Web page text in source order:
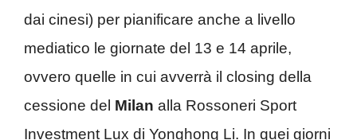
dai cinesi) per pianificare anche a livello
mediatico le giornate del 13 e 14 aprile,
ovvero quelle in cui avverrà il closing della
cessione del Milan alla Rossoneri Sport
Investment Lux di Yonghong Li. In quei giorni